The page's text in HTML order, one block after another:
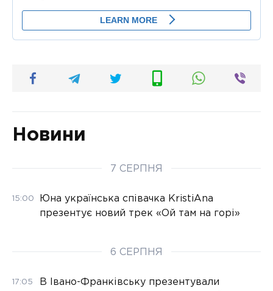
Новини
7 СЕРПНЯ
15:00
Юна українська співачка KristiAna
презентує новий трек «Ой там на горі»
6 СЕРПНЯ
17:05
В Івано-Франківську презентували